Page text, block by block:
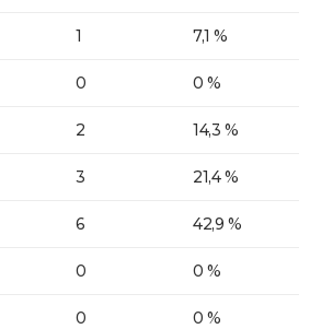
1 7,1 %
0 0 %
2 14,3 %
3 21,4 %
6 42,9 %
0 0 %
0 0 %